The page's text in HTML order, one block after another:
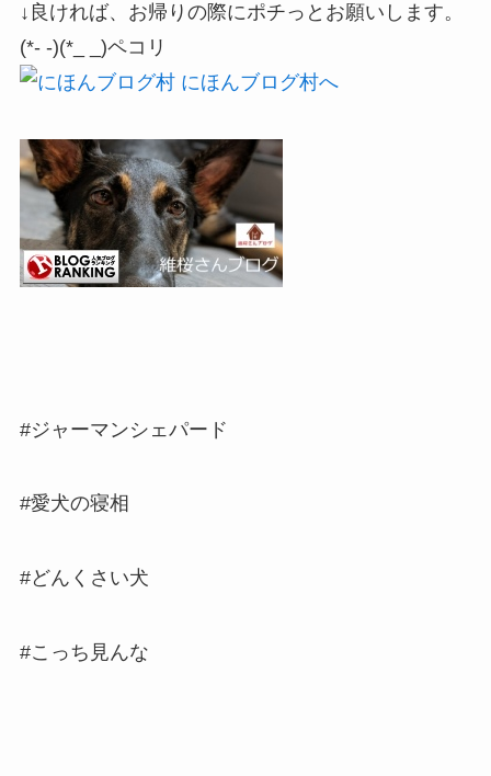
↓良ければ、お帰りの際にポチっとお願いします。
(*- -)(*_ _)ペコリ
#ジャーマンシェパード
#愛犬の寝相
#どんくさい犬
#こっち見んな